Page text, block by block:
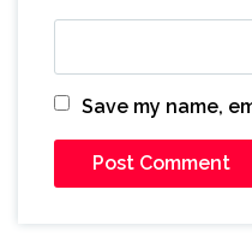
Save my name,